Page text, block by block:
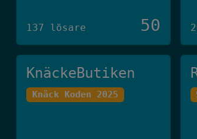
137 lösare 50
KnäckeButiken
Knäck Koden 2025